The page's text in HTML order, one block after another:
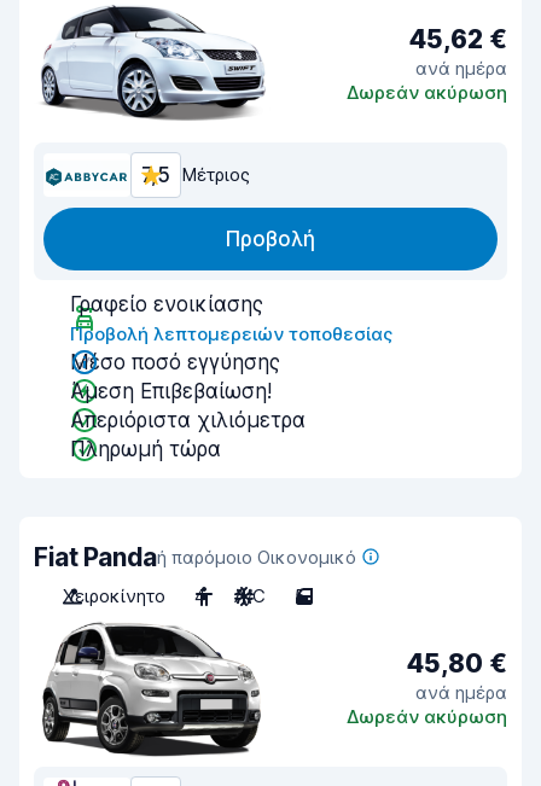
45,62 €
ανά ημέρα
Δωρεάν ακύρωση
7,5 Μέτριος
Προβολή
Γραφείο ενοικίασης
Προβολή λεπτομερειών τοποθεσίας
Μέσο ποσό εγγύησης
Άμεση Επιβεβαίωση!
Απεριόριστα χιλιόμετρα
Πληρωμή τώρα
Fiat Pandaή παρόμοιο Οικονομικό
Χειροκίνητο
4 A/C 5
45,80 €
ανά ημέρα
Δωρεάν ακύρωση